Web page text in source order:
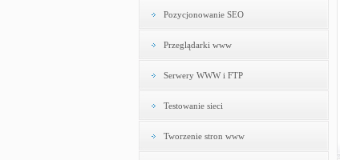
Pozycjonowanie SEO
Przeglądarki www
Serwery WWW i FTP
Testowanie sieci
Tworzenie stron www